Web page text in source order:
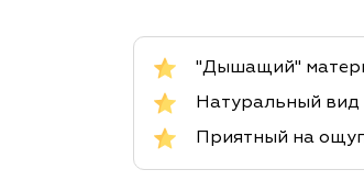
"Дышащий"
Натуральный вид
Приятный на